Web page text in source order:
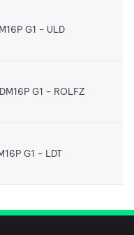
G1 ULD
G1 ROLFZ
G1 LDT